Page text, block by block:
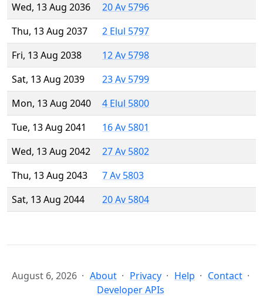
Wed, 13 Aug 2036
20 Av 5796
Thu, 13 Aug 2037
2 Elul 5797
Fri, 13 Aug 2038
12 Av 5798
Sat, 13 Aug 2039
23 Av 5799
Mon, 13 Aug 2040
4 Elul 5800
Tue, 13 Aug 2041
16 Av 5801
Wed, 13 Aug 2042
27 Av 5802
Thu, 13 Aug 2043
7 Av 5803
Sat, 13 Aug 2044
20 Av 5804
August 6, 2026 About Privacy Help
Contact
Developer APIs